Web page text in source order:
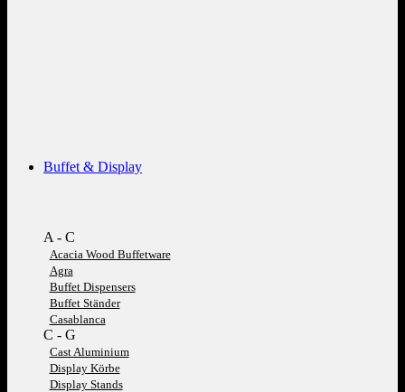
Buffet & Display
A - C
Acacia Wood Buffetware
Agra
Buffet Dispensers
Buffet Ständer
Casablanca
C - G
Cast Aluminium
Display Körbe
Display Stands